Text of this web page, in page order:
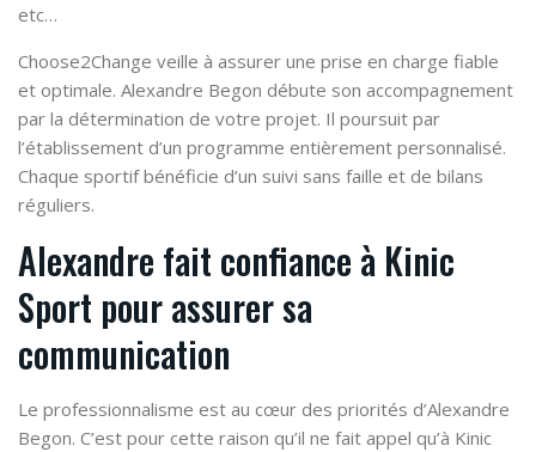
etc…
Choose2Change veille à assurer une prise en charge fiable
et optimale. Alexandre Begon débute son accompagnement
par la détermination de votre projet. Il poursuit par
l’établissement d’un programme entièrement personnalisé.
Chaque sportif bénéficie d’un suivi sans faille et de bilans
réguliers.
Alexandre fait confiance à Kinic
Sport pour assurer sa
communication
Le professionnalisme est au cœur des priorités d’Alexandre
Begon. C’est pour cette raison qu’il ne fait appel qu’à Kinic